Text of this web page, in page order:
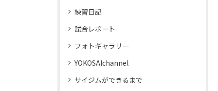
練習日記
試合レポート
フォトギャラリー
YOKOSAIchannel
サイジムができるまで